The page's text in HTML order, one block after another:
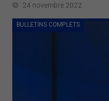
24 novembre 2022
BULLETINS COMPLETS